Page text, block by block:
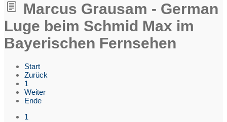
Marcus Grausam - German
Luge beim Schmid Max im
Bayerischen Fernsehen
Start
Zurück
1
Weiter
Ende
1